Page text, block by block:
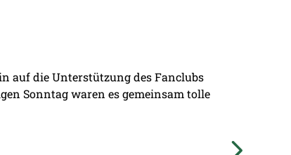
auf die Unterstützung des Fanclubs
Sonntag waren es gemeinsam tolle